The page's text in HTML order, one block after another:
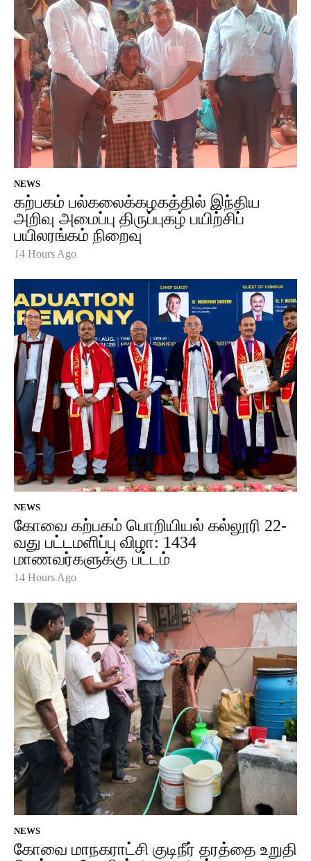
NEWS
கற்பகம் பல்கலைக்கழகத்தில் இந்திய
அறிவு அமைப்பு திருப்புகழ் பயிற்சிப்
பயிலரங்கம் நிறைவு
14 Hours Ago
NEWS
கோவை கற்பகம் பொறியியல் கல்லூரி 22-
வது பட்டமளிப்பு விழா: 1434
மாணவர்களுக்கு பட்டம்
14 Hours Ago
NEWS
கோவை மாநகராட்சி குடிநீர் தரத்தை உறுதி